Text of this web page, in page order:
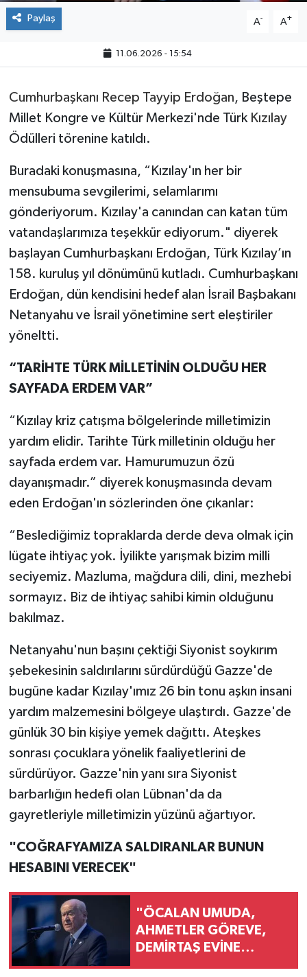
Paylaş A- A+
11.06.2026 - 15:54
Cumhurbaşkanı Recep Tayyip Erdoğan, Beştepe
Millet Kongre ve Kültür Merkezi'nde Türk Kızılay
Ödülleri törenine katıldı.
Buradaki konuşmasına, “Kızılay'ın her bir
mensubuma sevgilerimi, selamlarımı
gönderiyorum. Kızılay'a canından can katan tüm
vatandaşlarımıza teşekkür ediyorum." diyerek
başlayan Cumhurbaşkanı Erdoğan, Türk Kızılay’ın
158. kuruluş yıl dönümünü kutladı. Cumhurbaşkanı
Erdoğan, dün kendisini hedef alan İsrail Başbakanı
Netanyahu ve İsrail yönetimine sert eleştiriler
yöneltti.
“TARİHTE TÜRK MİLLETİNİN OLDUĞU HER
SAYFADA ERDEM VAR”
“Kızılay kriz çatışma bölgelerinde milletimizin
yardım elidir. Tarihte Türk milletinin olduğu her
sayfada erdem var. Hamurumuzun özü
dayanışmadır.” diyerek konuşmasında devam
eden Erdoğan'ın sözlerinden öne çıkanlar:
“Beslediğimiz topraklarda derde deva olmak için
lügate ihtiyaç yok. İyilikte yarışmak bizim milli
seciyemiz. Mazluma, mağdura dili, dini, mezhebi
sormayız. Biz de ihtiyaç sahibi kimin olduğunu
bakılmaz.
Netanyahu'nun başını çektiği Siyonist soykırım
şebekesinin saldırılarını sürdürdüğü Gazze'de
bugüne kadar Kızılay'ımız 26 bin tonu aşkın insani
yardım malzemesini bölgeye ulaştırdı. Gazze'de
günlük 30 bin kişiye yemek dağıttı. Ateşkes
sonrası çocuklara yönelik faaliyetlerini de
sürdürüyor. Gazze'nin yanı sıra Siyonist
barbarlığın hedefi olan Lübnan'da da
gayretleriyle milletimizin yüzünü ağartıyor.
"COĞRAFYAMIZA SALDIRANLAR BUNUN
HESABINI VERECEK"
"ÖCALAN UMUDA,
AHMETLER GÖREVE,
DEMİRTAŞ EVİNE